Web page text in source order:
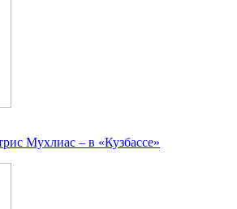
Мухлиас – в «Кузбассе»